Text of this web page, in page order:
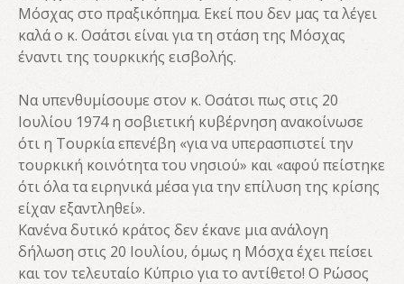
Μόσχας στο πραξικόπημα. Εκεί που δεν μας τα λέγει
καλά ο κ. Οσάτσι είναι για τη στάση της Μόσχας
έναντι της τουρκικής εισβολής.
Να υπενθυμίσουμε στον κ. Οσάτσι πως στις 20
Ιουλίου 1974 η σοβιετική κυβέρνηση ανακοίνωσε
ότι η Τουρκία επενέβη «για να υπερασπιστεί την
τουρκική κοινότητα του νησιού» και «αφού πείστηκε
ότι όλα τα ειρηνικά μέσα για την επίλυση της κρίσης
είχαν εξαντληθεί».
Κανένα δυτικό κράτος δεν έκανε μια ανάλογη
δήλωση στις 20 Ιουλίου, όμως η Μόσχα έχει πείσει
και τον τελευταίο Κύπριο για το αντίθετο! Ο Ρώσος